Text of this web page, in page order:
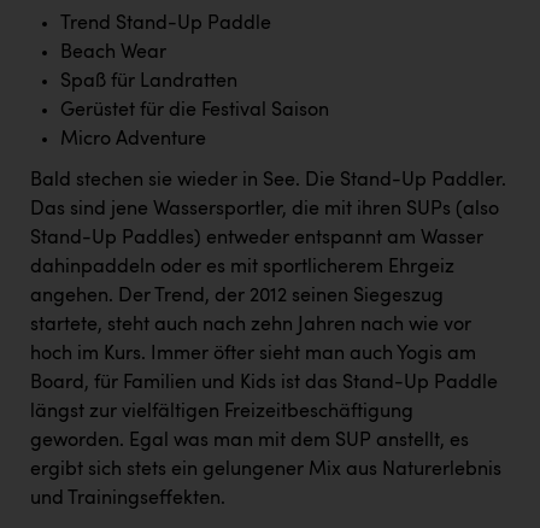
KIWI Kinderwunsch Institut Dr. Loimer
KLIPP Frisör
Kleider Bauer
Kremsmüller Anlagenbau GmbH
Maximarkt
Oldtimer Raststationen und Motorhotels
Österreichischer Kachelofenverband
Orlen
PEZ
PÜSPÖK
REMAX
Trend Stand-Up Paddle
Beach Wear
Spaß für Landratten
Gerüstet für die Festival Saison
Micro Adventure
Bald stechen sie wieder in See. Die Stand-Up Paddler.
Das sind jene Wassersportler, die mit ihren SUPs (also
Stand-Up Paddles) entweder entspannt am Wasser
dahinpaddeln oder es mit sportlicherem Ehrgeiz
angehen. Der Trend, der 2012 seinen Siegeszug
startete, steht auch nach zehn Jahren nach wie vor
hoch im Kurs. Immer öfter sieht man auch Yogis am
Board, für Familien und Kids ist das Stand-Up Paddle
längst zur vielfältigen Freizeitbeschäftigung
geworden. Egal was man mit dem SUP anstellt, es
ergibt sich stets ein gelungener Mix aus Naturerlebnis
und Trainingseffekten.